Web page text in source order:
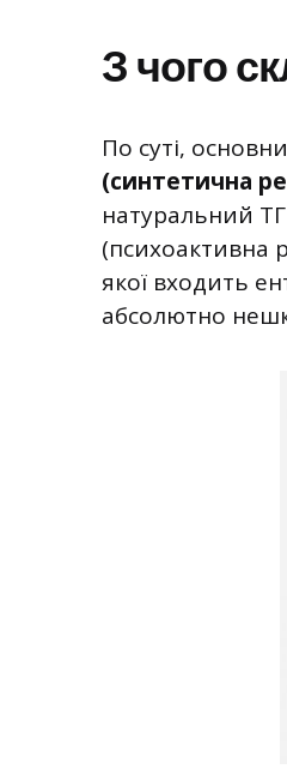
З чого
По суті,
(синтетична
натуральний
(психоактивна
якої входить
абсолютно